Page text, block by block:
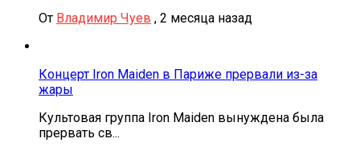
От Владимир Чуев , 2 месяца назад
Концерт Iron Maiden в Париже прервали из-за
жары
Культовая группа Iron Maiden вынуждена была
прервать св...